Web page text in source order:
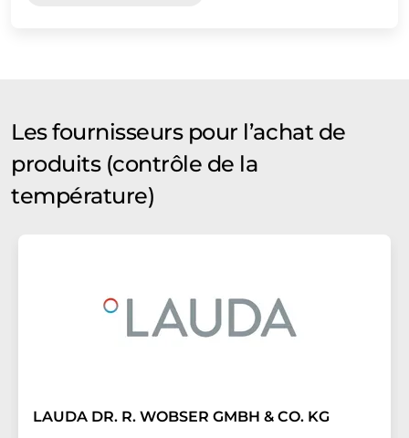
Les fournisseurs pour l’achat de
produits (contrôle de la
température)
LAUDA DR. R. WOBSER GMBH & CO. KG